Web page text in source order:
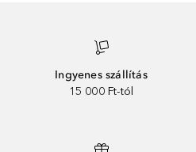
Ingyenes szállítás
15 000 Ft-tól